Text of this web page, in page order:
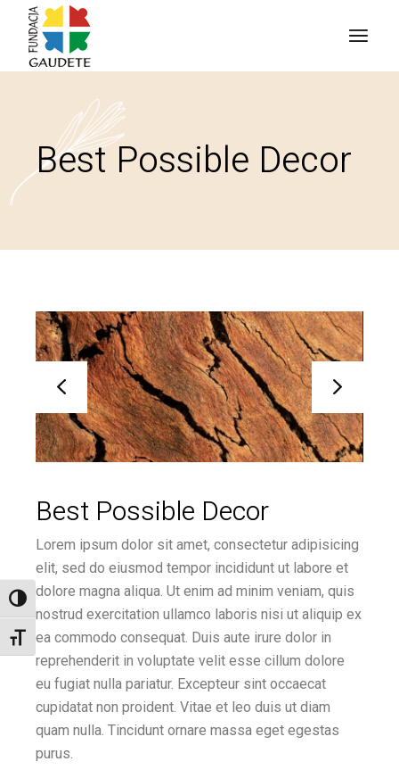
Toggle High Contrast
Toggle Font size
Best Possible Decor
Best Possible Decor
Lorem ipsum dolor sit amet, consectetur adipisicing
elit, sed do eiusmod tempor incididunt ut labore et
dolore magna aliqua. Ut enim ad minim veniam, quis
nostrud exercitation ullamco laboris nisi ut aliquip ex
ea commodo consequat. Duis aute irure dolor in
reprehenderit in voluptate velit esse cillum dolore
eu fugiat nulla pariatur. Excepteur sint occaecat
cupidatat non proident. Vitae et leo duis ut diam
quam nulla. Tincidunt ornare massa eget egestas
purus.